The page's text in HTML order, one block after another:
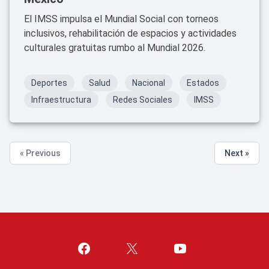
El IMSS impulsa el Mundial Social con torneos
inclusivos, rehabilitación de espacios y actividades
culturales gratuitas rumbo al Mundial 2026.
Deportes Salud Nacional
Estados
Infraestructura
Redes Sociales IMSS
« Previous Next »